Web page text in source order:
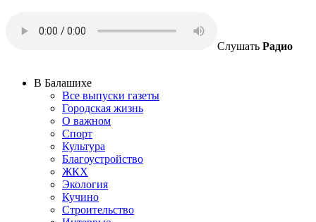
Слушать Радио
В Балашихе
Все выпуски газеты
Городская жизнь
О важном
Спорт
Культура
Благоустройство
ЖКХ
Экология
Кучино
Строительство